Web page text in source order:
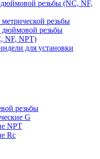
резьбы (NC, NF,
резьбы
дюймовой резьбы
NF, NPT)
для установки
резьбы
G
NPT
Rc